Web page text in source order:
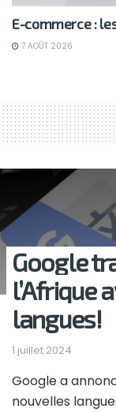
E-commerce :
7 AOÛT 2026
Google
l’Afrique
langues!
1 juillet 2024
Google a
nouvelles